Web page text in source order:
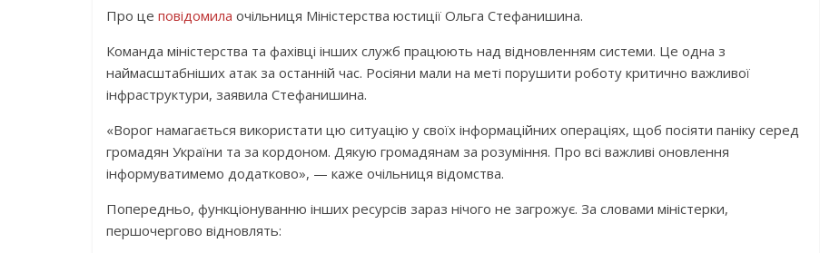
Про це повідомила очільниця Міністерства юстиції Ольга Стефанишина.
Команда міністерства та фахівці інших служб працюють над відновленням системи. Це одна з
наймасштабніших атак за останній час. Росіяни мали на меті порушити роботу критично важливої
інфраструктури, заявила Стефанишина.
«Ворог намагається використати цю ситуацію у своїх інформаційних операціях, щоб посіяти паніку серед
громадян України та за кордоном. Дякую громадянам за розуміння. Про всі важливі оновлення
інформуватимемо додатково», — каже очільниця відомства.
Попередньо, функціонуванню інших ресурсів зараз нічого не загрожує. За словами міністерки,
першочергово відновлять: